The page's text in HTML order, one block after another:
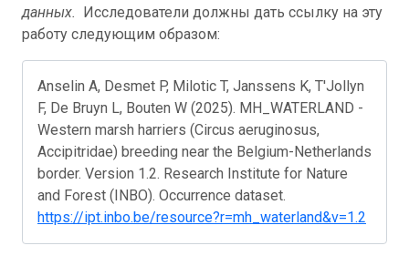
данных. Исследователи должны дать ссылку на эту
работу следующим образом:
Anselin A, Desmet P, Milotic T, Janssens K, T'Jollyn
F, De Bruyn L, Bouten W (2025). MH_WATERLAND -
Western marsh harriers (Circus aeruginosus,
Accipitridae) breeding near the Belgium-Netherlands
border. Version 1.2. Research Institute for Nature
and Forest (INBO). Occurrence dataset.
https://ipt.inbo.be/resource?r=mh_waterland&v=1.2